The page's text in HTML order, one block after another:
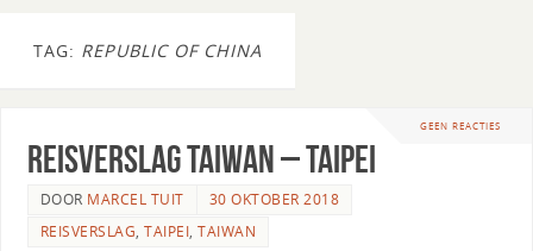
TAG: REPUBLIC OF CHINA
GEEN REACTIES
Reisverslag Taiwan – Taipei
DOOR MARCEL TUIT
30 OKTOBER 2018
REISVERSLAG,TAIPEI,TAIWAN